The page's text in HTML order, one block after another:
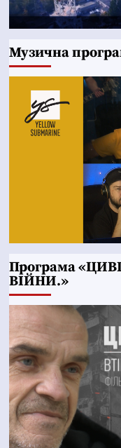
Музична
Програма
ВІЙНИ.»